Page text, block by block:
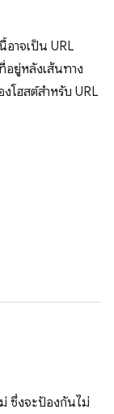
อาจเป็น URL
ยู่หลังเส้นทาง
โฮสต์สำหรับ URL
ซึ่งจะป้องกันไม่